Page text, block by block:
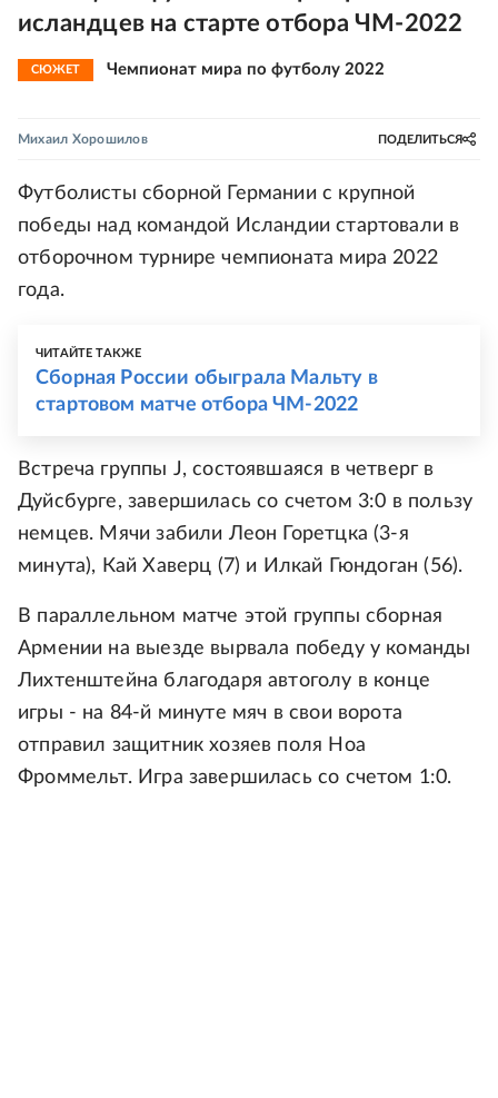
исландцев на старте отбора ЧМ-2022
СЮЖЕТ Чемпионат мира по футболу 2022
Михаил Хорошилов ПОДЕЛИТЬСЯ
Футболисты сборной Германии с крупной
победы над командой Исландии стартовали в
отборочном турнире чемпионата мира 2022
года.
ЧИТАЙТЕ ТАКЖЕ
Сборная России обыграла Мальту в
стартовом матче отбора ЧМ-2022
Встреча группы J, состоявшаяся в четверг в
Дуйсбурге, завершилась со счетом 3:0 в пользу
немцев. Мячи забили Леон Горетцка (3-я
минута), Кай Хаверц (7) и Илкай Гюндоган (56).
В параллельном матче этой группы сборная
Армении на выезде вырвала победу у команды
Лихтенштейна благодаря автоголу в конце
игры - на 84-й минуте мяч в свои ворота
отправил защитник хозяев поля Ноа
Фроммельт. Игра завершилась со счетом 1:0.